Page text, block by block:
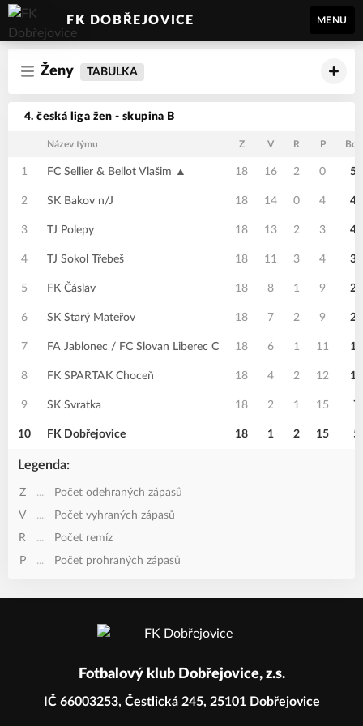
FK DOBŘEJOVICE MENU
Ženy TABULKA
4. česká liga žen - skupina B
Název týmu Z V R P
1 FC Sellier & Bellot Vlašim ▲ 18 16 2 0 50
2 SK Bakov n/J 18 14 0 4 42
3 TJ Polepy 18 13 2 3 41
4 TJ Sokol Třebeš 18 11 3 4 36
5 FK Čáslav 18 8 1 9 25
6 SK Starý Mateřov 18 7 2 9 23
7 FA Jablonec / FC Slovan Liberec C 18 6 1 11 19
8 FK SPARTAK Choceň 18 4 2 12 14
9 SK Svratka 18 2 1 15 7
10 FK Dobřejovice 18 1 2 15 5
Legenda:
Z ...
Počet odehraných zápasů
V
...
Počet vyhraných zápasů
R
...
Počet remíz
P
... Počet prohraných zápasů
Fotbalový klub Dobřejovice, z.s.
IČ 66003253, Čestlická 245, 25101 Dobřejovice